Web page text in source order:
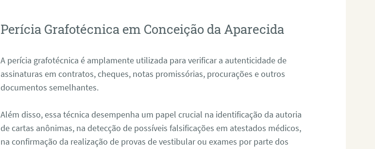
Perícia Grafotécnica em Conceição da Aparecida
A perícia grafotécnica é amplamente utilizada para verificar a autenticidade de
assinaturas em contratos, cheques, notas promissórias, procurações e outros
documentos semelhantes.
Além disso, essa técnica desempenha um papel crucial na identificação da autoria
de cartas anônimas, na detecção de possíveis falsificações em atestados médicos,
na confirmação da realização de provas de vestibular ou exames por parte dos